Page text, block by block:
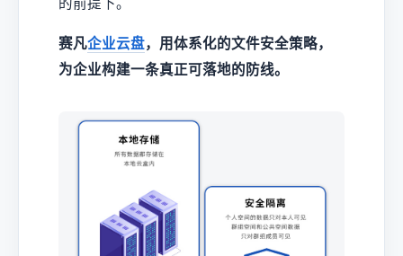
赛凡企业云盘，用体系化的文件安全策略，
为企业构建一条真正可落地的防线。